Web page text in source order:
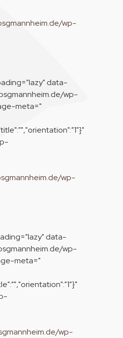
wp-
data-
wp-
meta="
wp-
data-
wp-
meta="
wp-